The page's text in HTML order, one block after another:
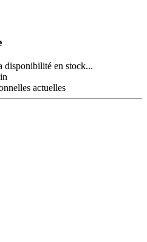
disponibilité en stock...
actuelles